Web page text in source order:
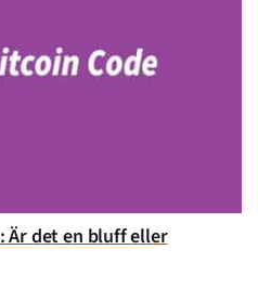
Är det en bluff eller